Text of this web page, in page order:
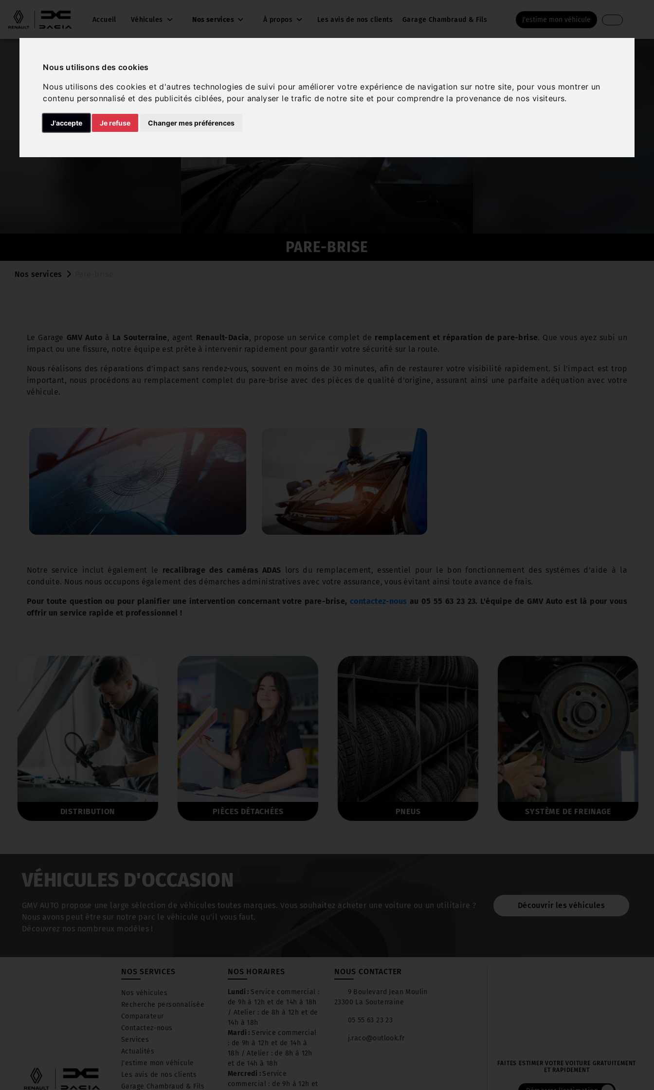
Nous utilisons des cookies
Nous utilisons des cookies et d'autres technologies de suivi pour améliorer votre expérience de navigation sur notre site, pour vous montrer un
contenu personnalisé et des publicités ciblées, pour analyser le trafic de notre site et pour comprendre la provenance de nos visiteurs.
J'accepte Je refuse Changer mes préférences
Accueil Véhicules Nos services À propos Les avis de nos clients Garage Chambraud & Fils J'estime mon véhicule
PARE-BRISE
Nos services
Le Garage GMV Auto à La Souterraine, agent Renault-Dacia, propose un service complet de remplacement et réparation de pare-brise. Que vous ayez subi un
impact ou une fissure, notre équipe est prête à intervenir rapidement pour garantir votre sécurité sur la route.
Nous réalisons des réparations d'impact sans rendez-vous, souvent en moins de 30 minutes, afin de restaurer votre visibilité rapidement. Si l'impact est trop
important, nous procédons au remplacement complet du pare-brise avec des pièces de qualité d'origine, assurant ainsi une parfaite adéquation avec votre
véhicule.
Notre service inclut également le recalibrage des caméras ADAS lors du remplacement, essentiel pour le bon fonctionnement des systèmes d’aide à la
conduite. Nous nous occupons également des démarches administratives avec votre assurance, vous évitant ainsi toute avance de frais.
Pour toute question ou pour planifier une intervention concernant votre pare-brise, contactez-nous au 05 55 63 23 23. L'équipe de GMV Auto est là pour vous
offrir un service rapide et professionnel !
DISTRIBUTION PIÈCES DÉTACHÉES PNEUS SYSTÈME DE FREINAGE
VÉHICULES D'OCCASION
GMV AUTO propose une large sélection de véhicules toutes marques. Vous souhaitez acheter une voiture ou un utilitaire ?
Nous avons peut être sur notre parc le véhicule qu'il vous faut.
Découvrez nos nombreux modèles !
Découvrir les véhicules
NOS SERVICES
Nos véhicules
Recherche personnalisée
Comparateur
Contactez-nous
Services
Actualités
J'estime mon véhicule
Les avis de nos clients
Garage Chambraud & Fils
NOS HORAIRES
Lundi : Service commercial :
de 9h à 12h et de 14h à 18h
/ Atelier : de 8h à 12h et de
14h à 18h
Mardi : Service commercial
: de 9h à 12h et de 14h à
18h / Atelier : de 8h à 12h
et de 14h à 18h
Mercredi : Service
commercial : de 9h à 12h et
NOUS CONTACTER
9 Boulevard Jean Moulin
23300 La Souterraine
05 55 63 23 23
j.raco@outlook.fr
FAITES ESTIMER VOTRE VOITURE GRATUITEMENT
ET RAPIDEMENT